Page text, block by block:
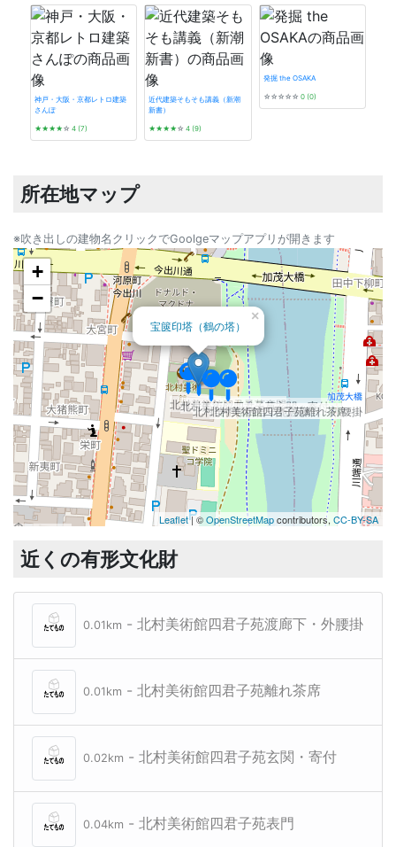
神戸・大阪・京都レトロ建築
さんぽ
★★★★☆ 4 (7)
近代建築そもそも講義（新潮
新書）
★★★★☆ 4 (9)
発掘 the OSAKA
☆☆☆☆☆ 0 (0)
所在地マップ
※吹き出しの建物名クリックでGoolgeマップアプリが開きます
北村美術館四君子苑渡廊下・外腰掛
北村美術館四君子苑離れ茶席
北村美術館四君子苑玄関・寄付
北村美術館四君子苑表門
旧三井家下鴨別邸
旧三井家下鴨別邸
旧三井家下鴨
ピースハウス
宝篋印塔（鶴の塔）
×
+
−
Leaflet| ©OpenStreetMapcontributors, CC-BY-SA
近くの有形文化財
0.01km - 北村美術館四君子苑渡廊下・外腰掛
0.01km - 北村美術館四君子苑離れ茶席
0.02km - 北村美術館四君子苑玄関・寄付
0.04km - 北村美術館四君子苑表門